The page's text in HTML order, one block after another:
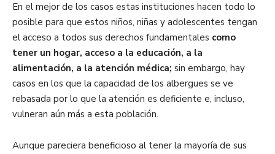
En el mejor de los casos estas instituciones hacen todo lo
posible para que estos niños, niñas y adolescentes tengan
el acceso a todos sus derechos fundamentales como
tener un hogar, acceso a la educación, a la
alimentación, a la atención médica; sin embargo, hay
casos en los que la capacidad de los albergues se ve
rebasada por lo que la atención es deficiente e, incluso,
vulneran aún más a esta población.
Aunque pareciera beneficioso al tener la mayoría de sus